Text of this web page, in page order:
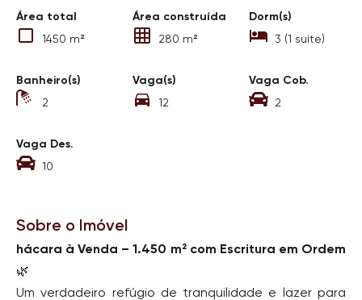
Área total
1450 m²
Área construída
280 m²
Dorm(s)
3 (1 suíte)
Banheiro(s)
2
Vaga(s)
12
Vaga Cob.
2
Vaga Des.
10
Sobre o Imóvel
hácara à Venda – 1.450 m² com Escritura em Ordem
🌿
Um verdadeiro refúgio de tranquilidade e lazer para